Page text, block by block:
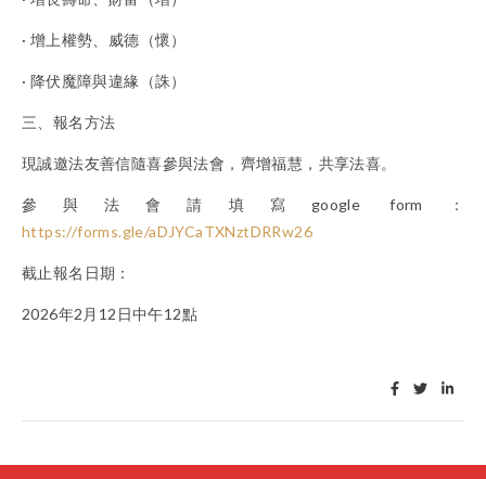
· 增上權勢、威德（懷）
· 降伏魔障與違緣（誅）
三、報名方法
現誠邀法友善信隨喜參與法會，齊增福慧，共享法喜。
參與法會請填寫google form：
https://forms.gle/aDJYCaTXNztDRRw26
截止報名日期：
2026年2月12日中午12點